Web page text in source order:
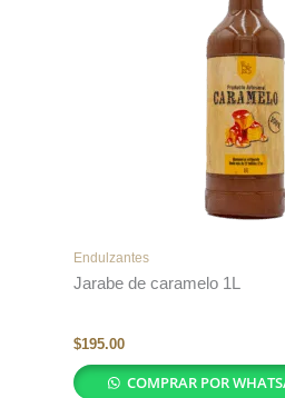
Endulzantes
Jarabe de caramelo 1L
$195.00
COMPRAR POR